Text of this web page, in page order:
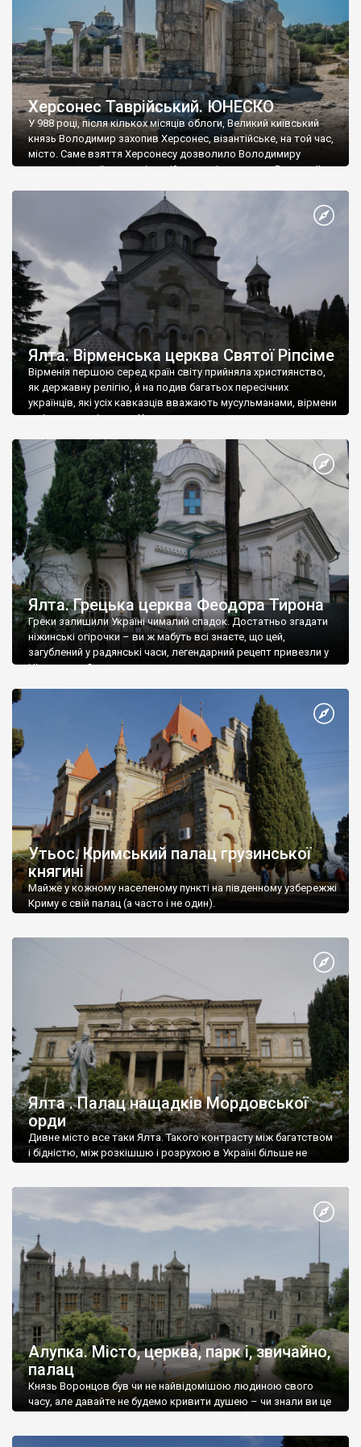
Херсонес Таврійський. ЮНЕСКО
У 988 році, після кількох місяців облоги, Великий київський
князь Володимир захопив Херсонес, візантійське, на той час,
місто. Саме взяття Херсонесу дозволило Володимиру
диктувати свої умови візантійському імператору Василю ІІ, та
Херсонесі Володимир-язичник, став Василем-християнином.
А потім було Хрещення Русі. На честь Херсонесу Таврійського
Ялта. Вірменська церква Святої Ріпсіме
Вірменія першою серед країн світу прийняла християнство,
як державну релігію, й на подив багатьох пересічних
українців, які усіх кавказців вважають мусульманами, вірмени
є відданими вірянами Христа
Ялта. Грецька церква Феодора Тирона
Греки залишили Україні чималий спадок. Достатньо згадати
ніжинські огірочки – ви ж мабуть всі знаєте, що цей,
загублений у радянські часи, легендарний рецепт привезли у
Ніжин греки?
Утьос. Кримський палац грузинської
княгині
Майже у кожному населеному пункті на південному узбережжі
Криму є свій палац (а часто і не один).
Ялта . Палац нащадків Мордовської
орди
Дивне місто все таки Ялта. Такого контрасту між багатством
і бідністю, між розкішшю і розрухою в Україні більше не
Алупка. Місто, церква, парк і, звичайно,
палац
Князь Воронцов був чи не найвідомішою людиною свого
часу, але давайте не будемо кривити душею – чи знали ви це